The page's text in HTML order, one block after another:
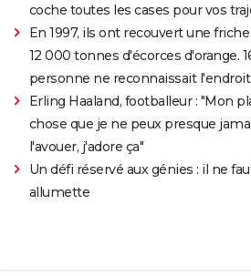
coche toutes les cases pour vos
En 1997, ils ont recouvert une
12 000 tonnes d'écorces d'orange.
personne ne reconnaissait l'endroit
Erling Haaland, footballeur : "Mon
chose que je ne peux presque
l'avouer, j'adore ça"
Un défi réservé aux génies : il ne
allumette